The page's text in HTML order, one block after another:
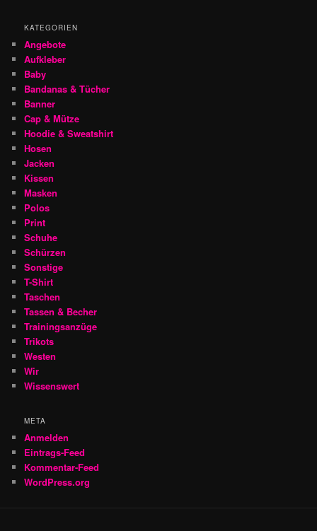
KATEGORIEN
Angebote
Aufkleber
Baby
Bandanas & Tücher
Banner
Cap & Mütze
Hoodie & Sweatshirt
Hosen
Jacken
Kissen
Masken
Polos
Print
Schuhe
Schürzen
Sonstige
T-Shirt
Taschen
Tassen & Becher
Trainingsanzüge
Trikots
Westen
Wir
Wissenswert
META
Anmelden
Eintrags-Feed
Kommentar-Feed
WordPress.org